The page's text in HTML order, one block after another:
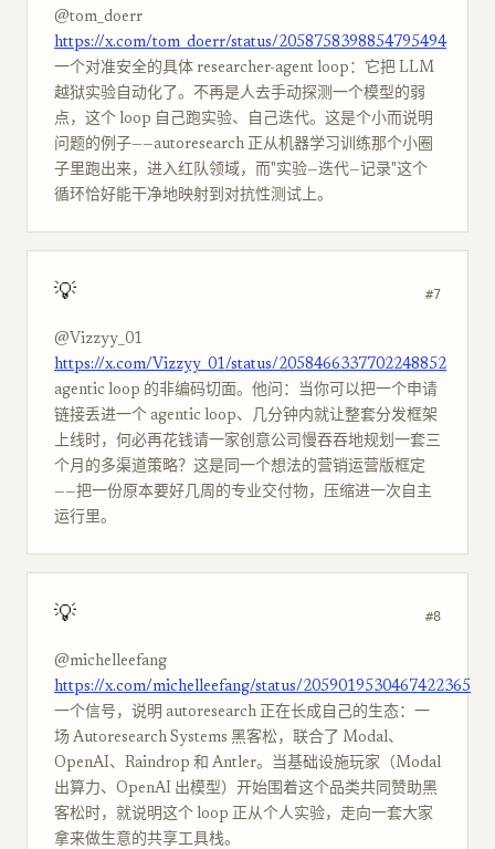
@tom_doerr
https://x.com/tom_doerr/status/2058758398854795494
一个对准安全的具体 researcher-agent loop：它把 LLM
越狱实验自动化了。不再是人去手动探测一个模型的弱
点，这个 loop 自己跑实验、自己迭代。这是个小而说明
问题的例子——autoresearch 正从机器学习训练那个小圈
子里跑出来，进入红队领域，而"实验—迭代—记录"这个
循环恰好能干净地映射到对抗性测试上。
💡 #7
@Vizzyy_01
https://x.com/Vizzyy_01/status/2058466337702248852
agentic loop 的非编码切面。他问：当你可以把一个申请
链接丢进一个 agentic loop、几分钟内就让整套分发框架
上线时，何必再花钱请一家创意公司慢吞吞地规划一套三
个月的多渠道策略？这是同一个想法的营销运营版框定
——把一份原本要好几周的专业交付物，压缩进一次自主
运行里。
💡 #8
@michelleefang
https://x.com/michelleefang/status/2059019530467422365
一个信号，说明 autoresearch 正在长成自己的生态：一
场 Autoresearch Systems 黑客松，联合了 Modal、
OpenAI、Raindrop 和 Antler。当基础设施玩家（Modal
出算力、OpenAI 出模型）开始围着这个品类共同赞助黑
客松时，就说明这个 loop 正从个人实验，走向一套大家
拿来做生意的共享工具栈。